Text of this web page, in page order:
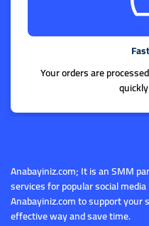
Your orders are
Anabayiniz.com; It is an SMM
services for popular social
Anabayiniz.com to support
effective way and save time.